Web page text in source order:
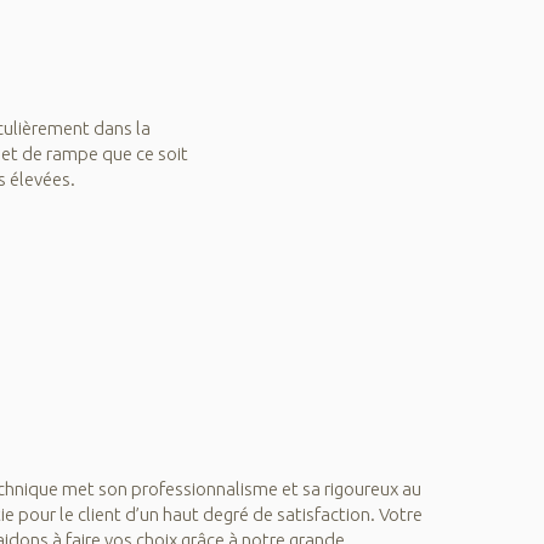
dans la
de rampe que ce soit
élevées.
met son professionnalisme et sa rigoureux au
pour le client d’un haut degré de satisfaction. Votre
à faire vos choix grâce à notre grande